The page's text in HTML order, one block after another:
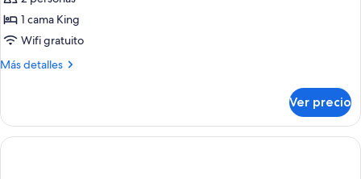
las
fotos
de
Room,
Bed
1 cama King
Wifi gratuito
Más detalles
Más
1
King
Bed
Ver precio